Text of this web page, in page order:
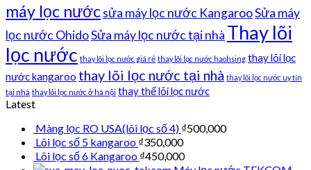
máy lọc nướcsửa máy lọc nước KangarooSửa máy
lọc nước OhidoSửa máy lọc nước tại nhà Thay lõi
lọc nước thay lõi lọc nước giá rẻ thay lõi lọc nước haohsing thay lõi lọc
nước kangaroo thay lõi lọc nước tại nhà thay lõi lọc nước uy tín
tại nhà thay lõi lọc nước ở hà nội thay thế lõi lọc nước
Latest
Màng lọc RO USA(lõi lọc số 4) ₫500,000
Lõi lọc số 5 kangaroo ₫350,000
Lõi lọc số 6 Kangaroo ₫450,000